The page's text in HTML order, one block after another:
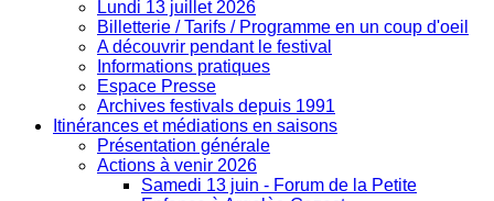
Lundi 13 juillet 2026
Billetterie / Tarifs / Programme en un coup d'oeil
A découvrir pendant le festival
Informations pratiques
Espace Presse
Archives festivals depuis 1991
Itinérances et médiations en saisons
Présentation générale
Actions à venir 2026
Samedi 13 juin - Forum de la Petite